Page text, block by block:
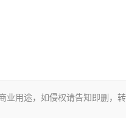
业用途，如侵权请告知即删，转